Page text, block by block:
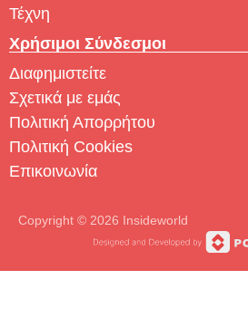
Τέχνη
Χρήσιμοι Σύνδεσμοι
Διαφημιστείτε
Σχετικά με εμάς
Πολιτική Απορρήτου
Πολιτική Cookies
Επικοινωνία
Copyright © 2026 Insideworld